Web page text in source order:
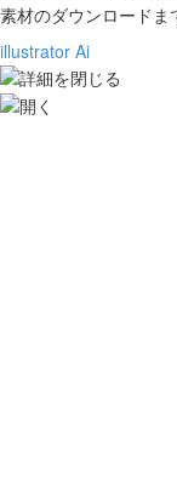
素材のダウンロードま
illustrator Ai